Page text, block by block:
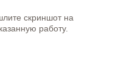
скриншот на
работу.